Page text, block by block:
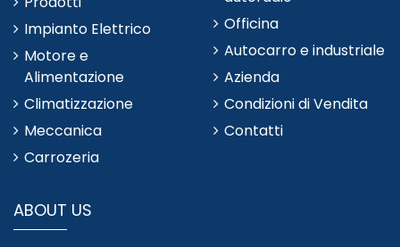
Impianto Elettrico
Motore e
Alimentazione
Climatizzazione
Meccanica
Carrozeria
Officina
Autocarro e industriale
Azienda
Condizioni di Vendita
Contatti
ABOUT US